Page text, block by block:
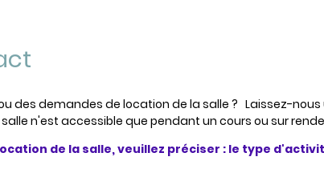
des demandes de location de la salle ? Laissez-
n'est accessible que pendant un cours ou sur
de la salle, veuillez préciser : le type